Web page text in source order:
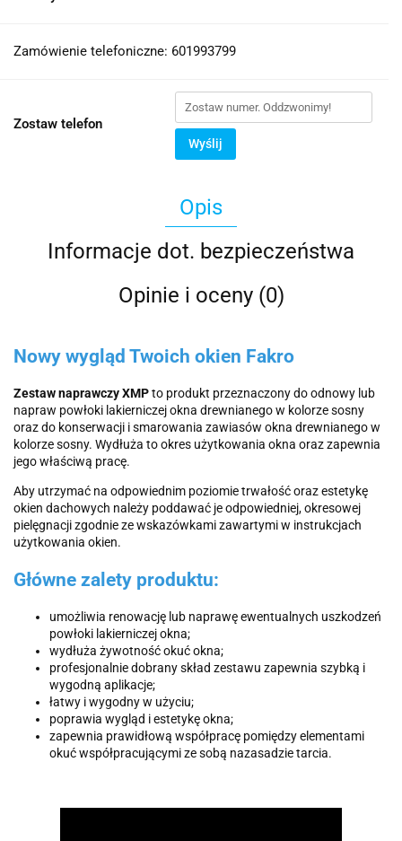
Zamówienie telefoniczne: 601993799
Zostaw telefon
Wyślij
Opis
Informacje dot. bezpieczeństwa
Opinie i oceny (0)
Nowy wygląd Twoich okien Fakro
Zestaw naprawczy XMPto produkt przeznaczony do odnowy lub
napraw powłoki lakierniczej okna drewnianego w kolorze sosny
oraz do konserwacji i smarowania zawiasów okna drewnianego w
kolorze sosny. Wydłuża to okres użytkowania okna oraz zapewnia
jego właściwą pracę.
Aby utrzymać na odpowiednim poziomie trwałość oraz estetykę
okien dachowych należy poddawać je odpowiedniej, okresowej
pielęgnacji zgodnie ze wskazówkami zawartymi w instrukcjach
użytkowania okien.
Główne zalety produktu:
umożliwia renowację lub naprawę ewentualnych uszkodzeń
powłoki lakierniczej okna;
wydłuża żywotność okuć okna;
profesjonalnie dobrany skład zestawu zapewnia szybką i
wygodną aplikacje;
łatwy i wygodny w użyciu;
poprawia wygląd i estetykę okna;
zapewnia prawidłową współpracę pomiędzy elementami
okuć współpracującymi ze sobą nazasadzie tarcia.